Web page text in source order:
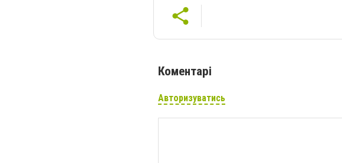
Коментарі
Авторизуватись